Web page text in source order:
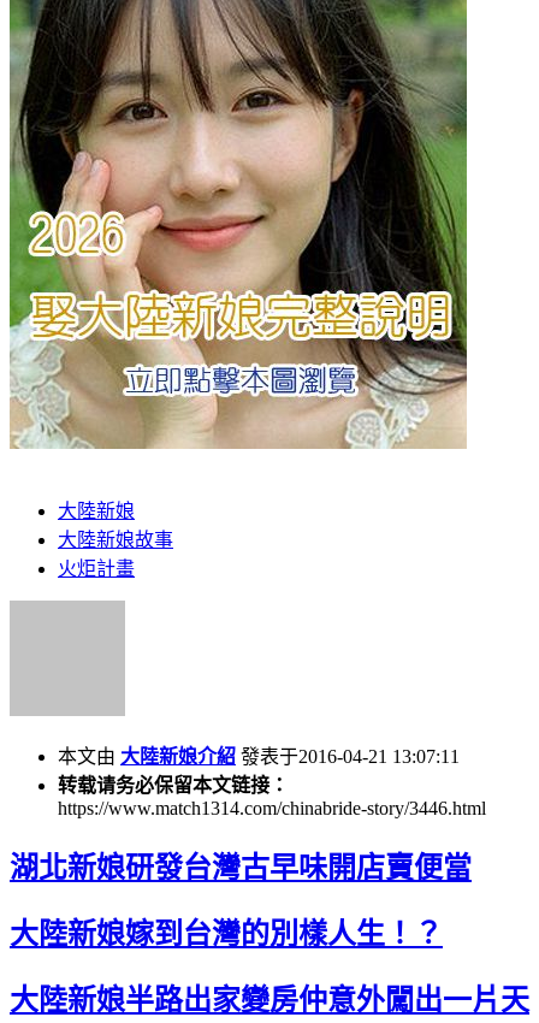
大陸新娘
大陸新娘故事
火炬計畫
本文由 大陸新娘介紹 發表于2016-04-21 13:07:11
转载请务必保留本文链接：
https://www.match1314.com/chinabride-story/3446.html
湖北新娘研發台灣古早味開店賣便當
大陸新娘嫁到台灣的別樣人生！？
大陸新娘半路出家變房仲意外闖出一片天